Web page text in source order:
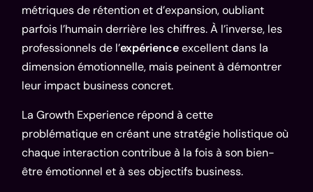
métriques de rétention et d’expansion, oubliant
parfois l’humain derrière les chiffres. À l’inverse, les
professionnels de l’expérienceexcellent dans la
dimension émotionnelle, mais peinent à démontrer
leur impact business concret.
La Growth Experience répond à cette
problématique en créant une stratégie holistique où
chaque interaction contribue à la fois à son bien-
être émotionnel et à ses objectifs business.